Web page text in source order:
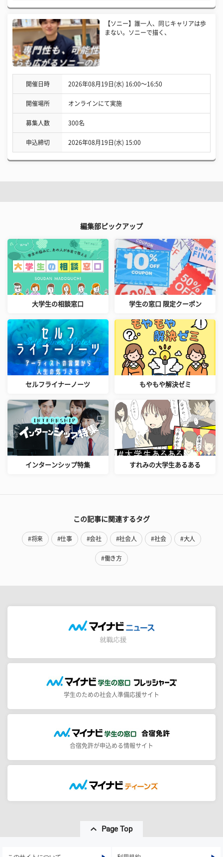
【ソニー】誰一人、同じキャリアは歩
まない。ソニーで描く、
開催日時 2026年08月19日(水) 16:00〜16:50
開催場所 オンラインにて実施
募集人数 300名
申込締切 2026年08月19日(水) 15:00
編集部ピックアップ
大学生の相談窓口 学生の窓口 限定クーポン
セルフライナーノーツ もやもや解決ゼミ
インターンシップ特集 すれみの大学生あるある
この記事に関連するタグ
#将来 #仕事 #会社 #社会人 #社会 #大人
#働き方
学生のための社会人準備応援サイト
合宿免許が申込める情報サイト
Page Top